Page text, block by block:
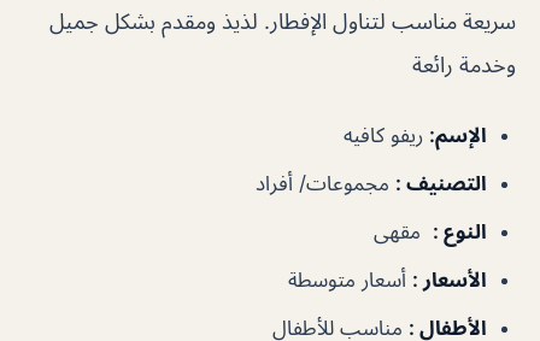
سريعة مناسب لتناول الإفطار. لذيذ ومقدم بشكل جميل
وخدمة رائعة
الإسم: ريفو كافيه
التصنيف : مجموعات/ أفراد
النوع : مقهى
الأسعار : أسعار متوسطة
الأطفال : مناسب للأطفال